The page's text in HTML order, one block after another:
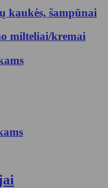
kaukės, šampūnai
milteliai/kremai